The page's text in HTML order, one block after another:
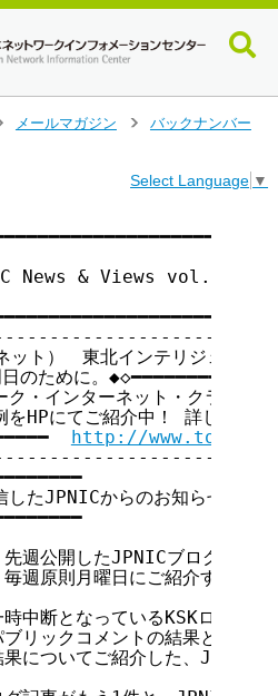
メールマガジン
バックナンバー
Select Language ▼
News & Views vol.1596【
ット）　東北インテリジェント
日のために。
ク・インターネット・クラウド
例をHPにてご紹介中！ 詳し
http://
JPNICからのお知らせ
週公開したJPNICブログ記事
週原則月曜日にご紹介するもの
中断となっているKSKロール
リックコメントの結果と、世の
についてご紹介した、JPNIC